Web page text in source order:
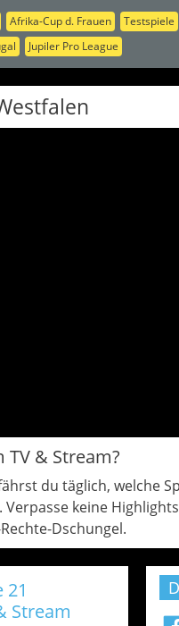
Afrika-Cup d. Frauen Testspiele
Jupiler Pro League
& Stream?
du täglich, welche
keine
Dschungel.
Stream